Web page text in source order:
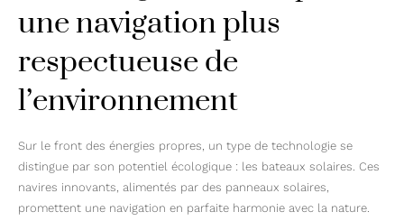
une navigation plus
respectueuse de
l’environnement
Sur le front des énergies propres, un type de technologie se
distingue par son potentiel écologique : les bateaux solaires. Ces
navires innovants, alimentés par des panneaux solaires,
promettent une navigation en parfaite harmonie avec la nature.